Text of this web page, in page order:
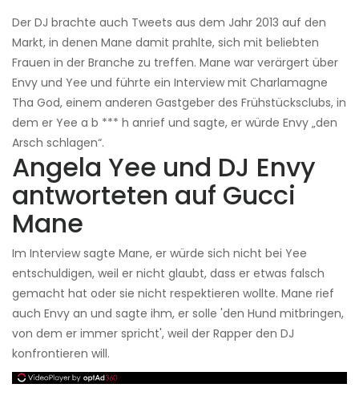
Der DJ brachte auch Tweets aus dem Jahr 2013 auf den
Markt, in denen Mane damit prahlte, sich mit beliebten
Frauen in der Branche zu treffen. Mane war verärgert über
Envy und Yee und führte ein Interview mit Charlamagne
Tha God, einem anderen Gastgeber des Frühstücksclubs, in
dem er Yee a b *** h anrief und sagte, er würde Envy „den
Arsch schlagen“.
Angela Yee und DJ Envy
antworteten auf Gucci
Mane
Im Interview sagte Mane, er würde sich nicht bei Yee
entschuldigen, weil er nicht glaubt, dass er etwas falsch
gemacht hat oder sie nicht respektieren wollte. Mane rief
auch Envy an und sagte ihm, er solle 'den Hund mitbringen,
von dem er immer spricht', weil der Rapper den DJ
konfrontieren will.